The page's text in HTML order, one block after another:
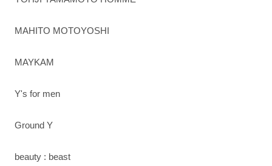
MAHITO MOTOYOSHI
MAYKAM
Y's for men
Ground Y
beauty : beast